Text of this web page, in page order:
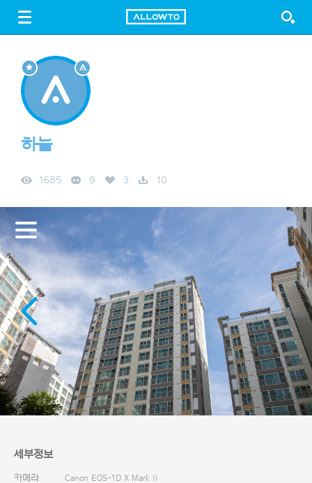
FREE DOWNLOAD
하늘
1685 9 3 10
세부정보
카메라
Canon EOS-1D X Mark II